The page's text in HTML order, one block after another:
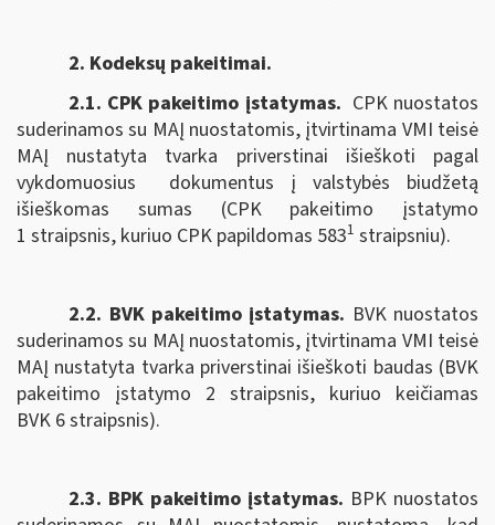
2. Kodeksų pakeitimai.
2.1. CPK pakeitimo įstatymas. CPK nuostatos
suderinamos su MAĮ nuostatomis, įtvirtinama VMI teisė
MAĮ nustatyta tvarka priverstinai išieškoti pagal
vykdomuosius dokumentus į valstybės biudžetą
išieškomas sumas (CPK pakeitimo įstatymo
1 straipsnis, kuriuo CPK papildomas 5831 straipsniu).
2.2. BVK pakeitimo įstatymas. BVK nuostatos
suderinamos su MAĮ nuostatomis, įtvirtinama VMI teisė
MAĮ nustatyta tvarka priverstinai išieškoti baudas (BVK
pakeitimo įstatymo 2 straipsnis, kuriuo keičiamas
BVK 6 straipsnis).
2.3. BPK pakeitimo įstatymas. BPK nuostatos